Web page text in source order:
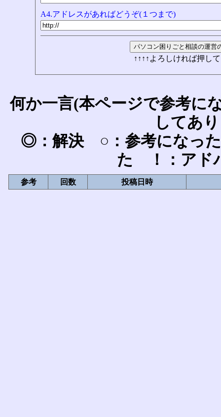
A4.アドレスがあればどうぞ(１つまで)
↑↑↑↑よろしければ押し
何か一言(本ページで参考に
してあ
◎：解決 ○：参考になっ
た ！：アド
参考 回数 投稿日時